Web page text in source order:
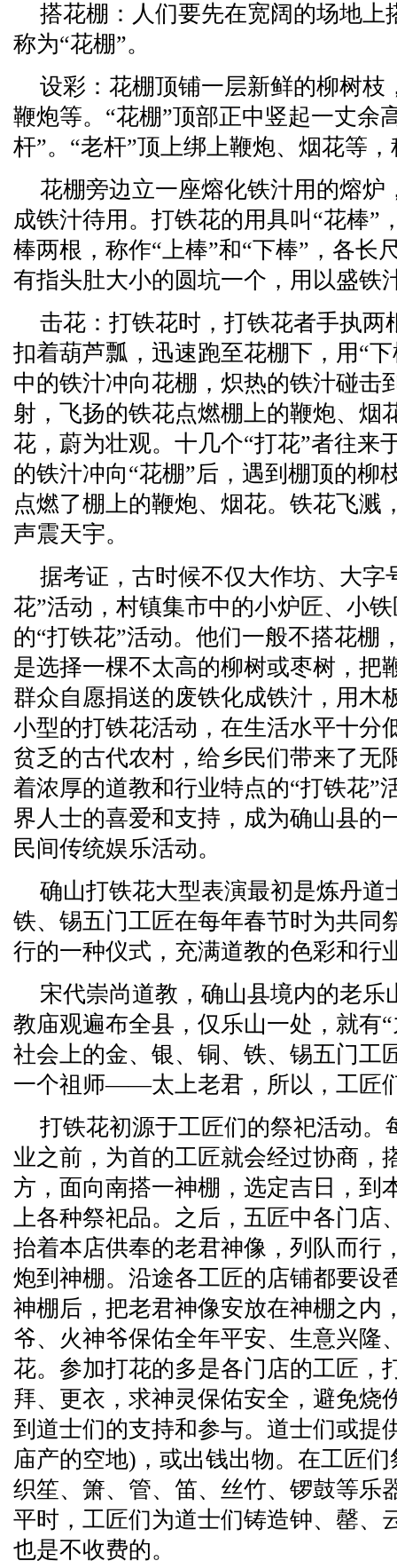
搭花棚：人们要先在宽阔的场地上
称为“花棚”。
设彩：花棚顶铺一层新鲜的柳树枝
鞭炮等。“花棚”顶部正中竖起一丈余
杆”。“老杆”顶上绑上鞭炮、烟花等，
花棚旁边立一座熔化铁汁用的熔炉
成铁汁待用。打铁花的用具叫“花棒”
棒两根，称作“上棒”和“下棒”，各长
有指头肚大小的圆坑一个，用以盛铁
击花：打铁花时，打铁花者手执两
扣着葫芦瓢，迅速跑至花棚下，用“
中的铁汁冲向花棚，炽热的铁汁碰击
射，飞扬的铁花点燃棚上的鞭炮、烟
花，蔚为壮观。十几个“打花”者往来
的铁汁冲向“花棚”后，遇到棚顶的柳
点燃了棚上的鞭炮、烟花。铁花飞溅
声震天宇。
据考证，古时候不仅大作坊、大字
花”活动，村镇集市中的小炉匠、小
的“打铁花”活动。他们一般不搭花棚
是选择一棵不太高的柳树或枣树，把
群众自愿捐送的废铁化成铁汁，用木
小型的打铁花活动，在生活水平十分
贫乏的古代农村，给乡民们带来了无
着浓厚的道教和行业特点的“打铁花”
界人士的喜爱和支持，成为确山县的
民间传统娱乐活动。
确山打铁花大型表演最初是炼丹道
铁、锡五门工匠在每年春节时为共同
行的一种仪式，充满道教的色彩和行
宋代崇尚道教，确山县境内的老乐
教庙观遍布全县，仅乐山一处，就有
社会上的金、银、铜、铁、锡五门工
一个祖师——太上老君，所以，工匠
打铁花初源于工匠们的祭祀活动。
业之前，为首的工匠就会经过协商，
方，面向南搭一神棚，选定吉日，到
上各种祭祀品。之后，五匠中各门店
抬着本店供奉的老君神像，列队而行
炮到神棚。沿途各工匠的店铺都要设
神棚后，把老君神像安放在神棚之内
爷、火神爷保佑全年平安、生意兴隆
花。参加打花的多是各门店的工匠，
拜、更衣，求神灵保佑安全，避免烧
到道士们的支持和参与。道士们或提
庙产的空地)，或出钱出物。在工匠
织笙、箫、管、笛、丝竹、锣鼓等乐
平时，工匠们为道士们铸造钟、罄、
也是不收费的。